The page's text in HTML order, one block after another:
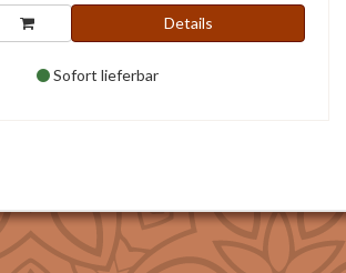
Details
Sofort lieferbar